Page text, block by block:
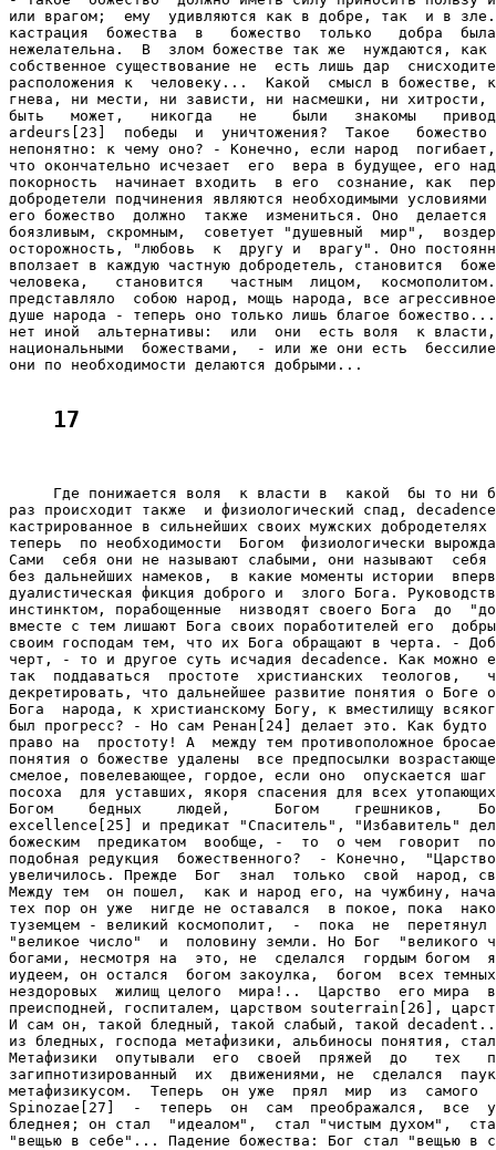
или врагом;  ему  удивляются как в добре, так  и в зле.
кастрация  божества  в   божество  только   добра
нежелательна.  В  злом божестве так же  нуждаются,
собственное существование не  есть лишь дар
расположения к  человеку...  Какой  смысл в божестве,
гнева, ни мести, ни зависти, ни насмешки, ни хитрости,
быть   может,   никогда   не    были   знакомы
ardeurs[23]  победы  и  уничтожения?  Такое
непонятно: к чему оно? - Конечно, если народ
что окончательно исчезает  его  вера в будущее, его
покорность  начинает входить  в его  сознание, как
добродетели подчинения являются необходимыми
его божество  должно  также  измениться. Оно
боязливым, скромным,  советует "душевный  мир",
осторожность, "любовь  к  другу и  врагу". Оно
вползает в каждую частную добродетель, становится
человека,   становится   частным  лицом,
представляло  собою народ, мощь народа, все
душе народа - теперь оно только лишь благое
нет иной  альтернативы:  или  они  есть воля  к
национальными  божествами,  - или же они есть
они по необходимости делаются добрыми...
17
Где понижается воля  к власти в  какой  бы то ни
раз происходит также  и физиологический спад,
кастрированное в сильнейших своих мужских
теперь  по необходимости  Богом  физиологически
Сами  себя они не называют слабыми, они называют
без дальнейших намеков,  в какие моменты истории
дуалистическая фикция доброго и  злого Бога.
инстинктом, порабощенные  низводят своего Бога  до
вместе с тем лишают Бога своих поработителей его
своим господам тем, что их Бога обращают в черта. -
черт, - то и другое суть исчадия decadence. Как можно
так  поддаваться  простоте  христианских  теологов,
декретировать, что дальнейшее развитие понятия о
Бога  народа, к христианскому Богу, к вместилищу
был прогресс? - Но сам Ренан[24] делает это. Как будто
право на  простоту! А  между тем противоположное
понятия о божестве удалены  все предпосылки
смелое, повелевающее, гордое, если оно  опускается
посоха  для уставших, якоря спасения для всех
Богом    бедных    людей,     Богом    грешников,
excellence[25] и предикат "Спаситель", "Избавитель"
божеским  предикатом  вообще, -  то  о чем  говорит
подобная редукция  божественного?  - Конечно,
увеличилось. Прежде  Бог  знал  только  свой  народ,
Между тем  он пошел,  как и народ его, на чужбину,
тех пор он уже  нигде не оставался  в покое, пока
туземцем - великий космополит,  -  пока  не  перетянул
"великое число"  и  половину земли. Но Бог  "великого
богами, несмотря на  это, не  сделался  гордым богом
иудеем, он остался  богом закоулка,  богом  всех
нездоровых  жилищ целого  мира!..  Царство  его мира
преисподней, госпиталем, царством souterrain[26],
И сам он, такой бледный, такой слабый, такой
из бледных, господа метафизики, альбиносы понятия,
Метафизики  опутывали  его  своей  пряжей  до   тех
загипнотизированный  их  движениями, не  сделался
метафизикусом.  Теперь  он уже  прял  мир  из
Spinozae[27]  -  теперь  он  сам  преображался,  все
бледнея; он стал  "идеалом",  стал "чистым духом",
"вещью в себе"... Падение божества: Бог стал "вещью в